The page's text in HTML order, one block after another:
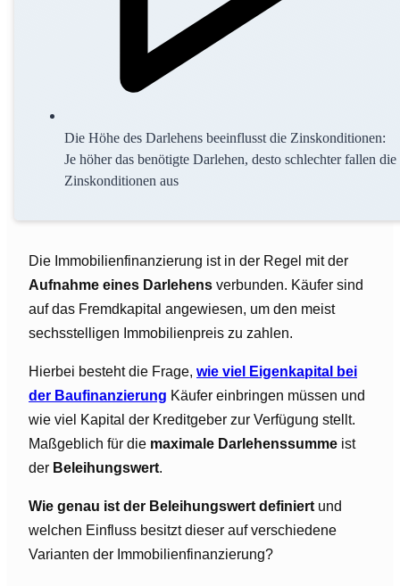
Die Höhe des Darlehens beeinflusst die Zinskonditionen:
Je höher das benötigte Darlehen, desto schlechter fallen die
Zinskonditionen aus
Die Immobilienfinanzierung ist in der Regel mit der
Aufnahme eines Darlehens verbunden. Käufer sind
auf das Fremdkapital angewiesen, um den meist
sechsstelligen Immobilienpreis zu zahlen.
Hierbei besteht die Frage, wie viel Eigenkapital bei
der Baufinanzierung Käufer einbringen müssen und
wie viel Kapital der Kreditgeber zur Verfügung stellt.
Maßgeblich für die maximale Darlehenssumme ist
der Beleihungswert.
Wie genau ist der Beleihungswert definiert und
welchen Einfluss besitzt dieser auf verschiedene
Varianten der Immobilienfinanzierung?